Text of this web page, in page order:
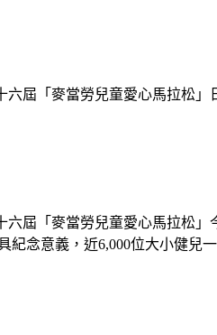
六屆「麥當勞兒童愛心馬拉松
六屆「麥當勞兒童愛心馬拉松
紀念意義，近6,000位大小健兒